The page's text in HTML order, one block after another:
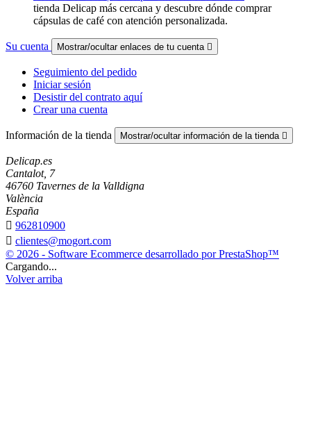
tienda Delicap más cercana y descubre dónde comprar
cápsulas de café con atención personalizada.
Su cuenta Mostrar/ocultar enlaces de tu cuenta 
Seguimiento del pedido
Iniciar sesión
Desistir del contrato aquí
Crear una cuenta
Información de la tienda Mostrar/ocultar información de la tienda 
Delicap.es
Cantalot, 7
46760 Tavernes de la Valldigna
València
España
 962810900
 clientes@mogort.com
© 2026 - Software Ecommerce desarrollado por PrestaShop™
Cargando...
Volver arriba